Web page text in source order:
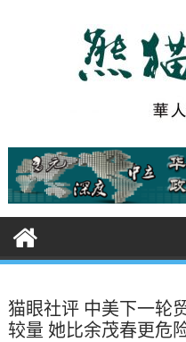
t
猫眼社评 中美下一轮
较量 她比余茂春更危